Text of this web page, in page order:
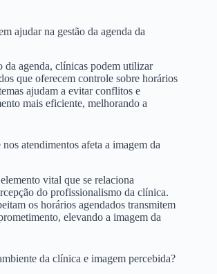
ajudar na gestão da agenda da
da agenda, clínicas podem utilizar
que oferecem controle sobre horários
ajudam a evitar conflitos e
mais eficiente, melhorando a
atendimentos afeta a imagem da
vital que se relaciona
do profissionalismo da clínica.
os horários agendados transmitem
elevando a imagem da
da clínica e imagem percebida?